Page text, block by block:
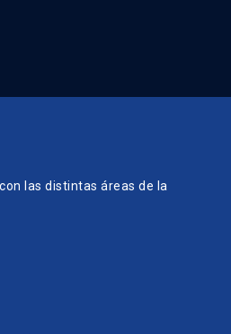
las distintas áreas de la